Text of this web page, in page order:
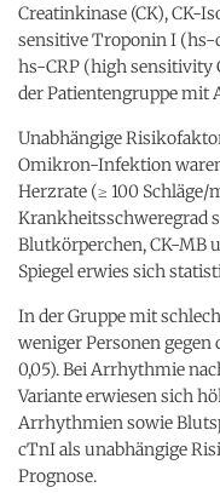
Creatinkinase (CK), CK-
sensitive Troponin I
hs-CRP (high sensitivity
der Patientengruppe mit
Unabhängige
Omikron-Infektion
Herzrate (≥ 100
Krankheitsschweregrad
Blutkörperchen, CK-MB
Spiegel erwies sich
In der Gruppe mit
weniger Personen gegen
0,05). Bei Arrhythmie
Variante erwiesen sich
Arrhythmien sowie
cTnI als unabhängige
Prognose.